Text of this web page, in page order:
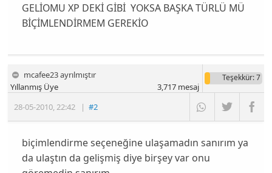
GELİOMU XP DEKİ GİBİ YOKSA BAŞKA TÜRLÜ MÜ
BİÇİMLENDİRMEM GEREKİO
mcafee23 ayrılmıştır
28-05-2010,22:42 |#2
Yıllanmış Üye
Teşekkür: 7
3,717mesaj
biçimlendirme seçeneğine ulaşamadın sanırım ya
da ulaştın da gelişmiş diye birşey var onu